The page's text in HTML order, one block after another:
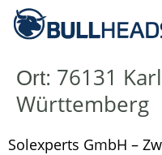
Ort: 76131
Württemberg
Solexperts GmbH –